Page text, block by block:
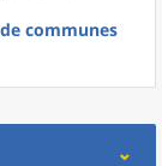
communes